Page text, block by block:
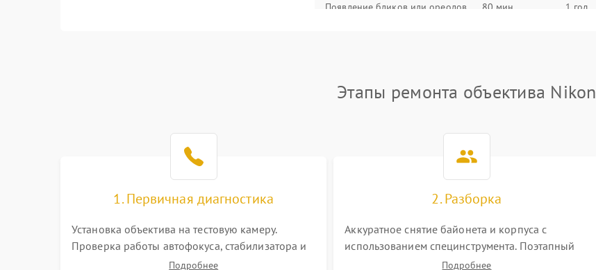
Появление бликов или ореолов 80 мин 1 год
Этапы ремонта объектива Nikon
1. Первичная диагностика
Установка объектива на тестовую камеру.
Проверка работы автофокуса, стабилизатора и
плавности хода колец зума и фокусировки.
Подробнее
2. Разборка
Аккуратное снятие байонета и корпуса с
использованием специнструмента. Поэтапный
демонтаж оптических блоков, шлейфов и
Подробнее